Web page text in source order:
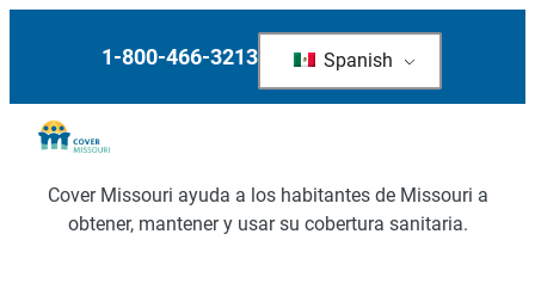
1-800-466-3213 Spanish
Cover Missouri ayuda a los habitantes de Missouri a
obtener, mantener y usar su cobertura sanitaria.